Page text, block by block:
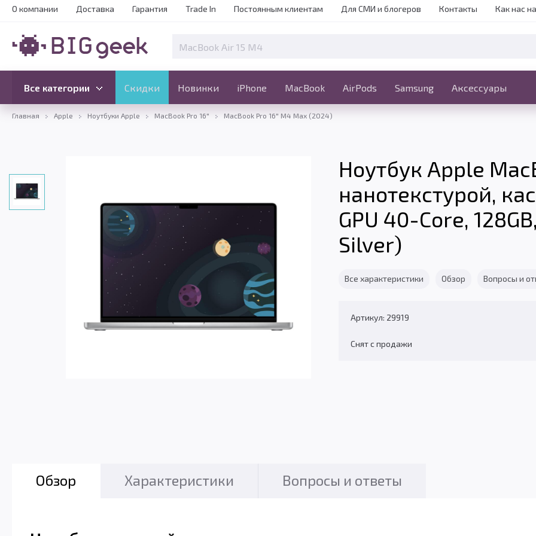
О компании Доставка Гарантия Trade In Постоянным клиентам Для СМИ и блогеров Контакты Как нас
Все категории Скидки Новинки iPhone MacBook AirPods Samsung Аксессуары
Скидки Новинки iPhone MacBook
Все категории Ещё
Главная Apple Ноутбуки Apple MacBook Pro 16" MacBook Pro 16" M4 Max (2024)
Ноутбук Apple
нанотекстурой,
GPU 40-Core,
Silver)
Все характеристики Обзор Вопросы и
Артикул: 29919
Снят с продажи
Обзор Характеристики Вопросы и ответы